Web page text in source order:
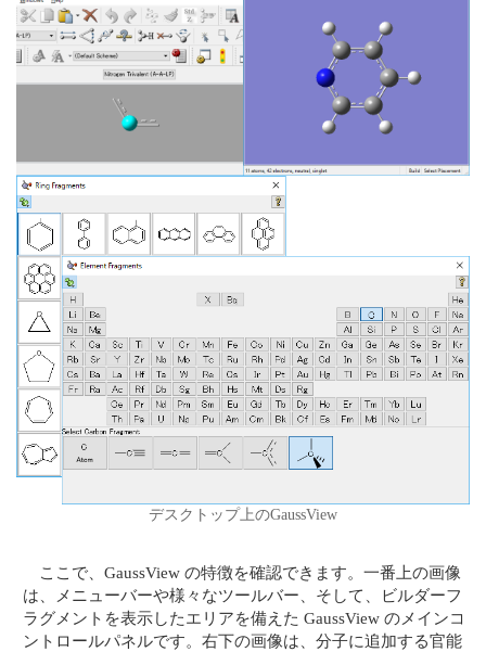
デスクトップ上のGaussView
ここで、GaussView の特徴を確認できます。一番上の画像
は、メニューバーや様々なツールバー、そして、ビルダーフ
ラグメントを表示したエリアを備えた GaussView のメインコ
ントロールパネルです。右下の画像は、分子に追加する官能